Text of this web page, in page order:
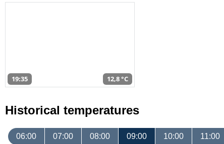
19:35 12,8 °C
Historical temperatures
06:00 07:00 08:00 09:00 10:00 11:00